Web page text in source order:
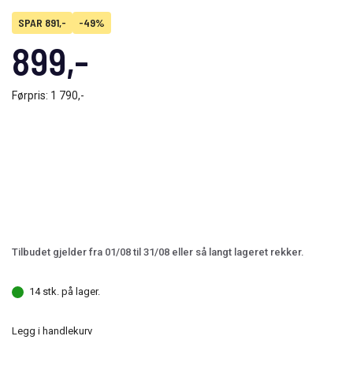
SPAR 891,- -49%
899,-
Førpris: 1 790,-
Tilbudet gjelder fra 01/08 til 31/08 eller så langt lageret rekker.
14 stk. på lager.
Legg i handlekurv